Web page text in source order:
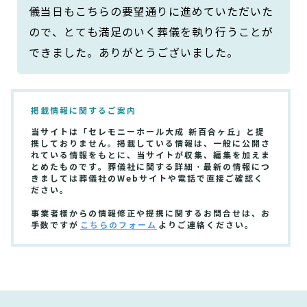
儀当日もこちらの要望通りに進めていただいた
ので、とても満足のいく葬儀を執り行うことが
できました。ありがとうございました。
掲載情報に関するご案内
当サイトは「セレモニーホール大成 新百合ヶ丘」と提
携しておりません。掲載している情報は、一般に公開さ
れている情報をもとに、当サイトが収集、編集を加えま
とめたものです。葬儀社に関する詳細・最新の情報につ
きましては葬儀社のWebサイトや電話で直接ご確認く
ださい。
事業者様からの情報修正や提携に関するお問合せは、お
手数ですが こちらのフォーム よりご連絡ください。